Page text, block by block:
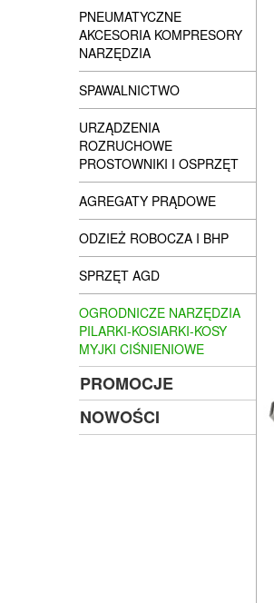
PNEUMATYCZNE
AKCESORIA KOMPRESORY
NARZĘDZIA
SPAWALNICTWO
URZĄDZENIA
ROZRUCHOWE
PROSTOWNIKI I OSPRZĘT
AGREGATY PRĄDOWE
ODZIEŻ ROBOCZA I BHP
SPRZĘT AGD
OGRODNICZE NARZĘDZIA
PILARKI-KOSIARKI-KOSY
MYJKI CIŚNIENIOWE
PROMOCJE
NOWOŚCI